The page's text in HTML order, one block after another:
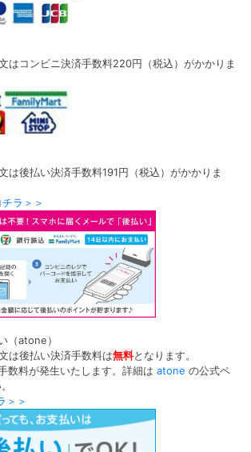
はコンビニ決済手数料220円（税込）がかかりま
は後払い決済手数料191円（税込）がかかりま
ラ＞＞
（atone）
は後払い決済手数料は無料となります。
数料が発生いたします。詳細は atone の公式ペ
＞＞